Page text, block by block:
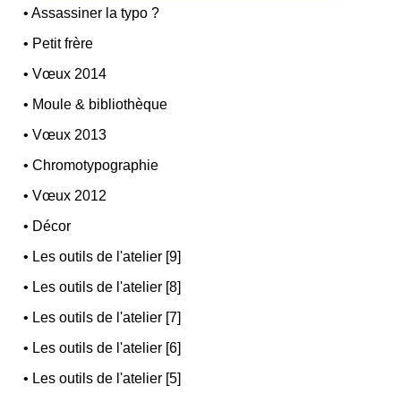
•Assassiner la typo ?
• Petit frère
•Vœux 2014
• Moule & bibliothèque
•Vœux 2013
•Chromotypographie
•Vœux 2012
• Décor
• Les outils de l'atelier [9]
• Les outils de l'atelier [8]
• Les outils de l'atelier [7]
• Les outils de l'atelier [6]
• Les outils de l'atelier [5]